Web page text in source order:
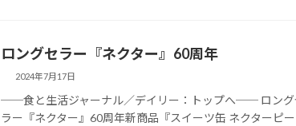
ロングセラー『ネクター』60周年
2024年7月17日
──食と生活ジャーナル／デイリー：トップへ── ロング
ラー『ネクター』60周年新商品『スイーツ缶 ネクターピー